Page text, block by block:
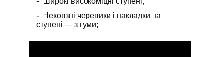
Нековзні черевики і накладки на
ступені — з гуми;